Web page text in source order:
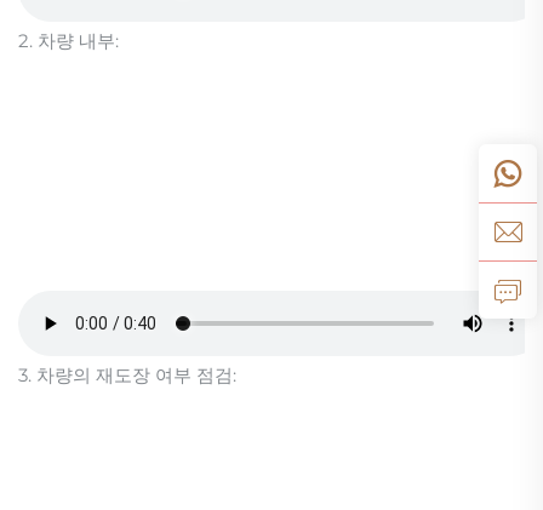
2. 차량 내부:
3. 차량의 재도장 여부 점검: